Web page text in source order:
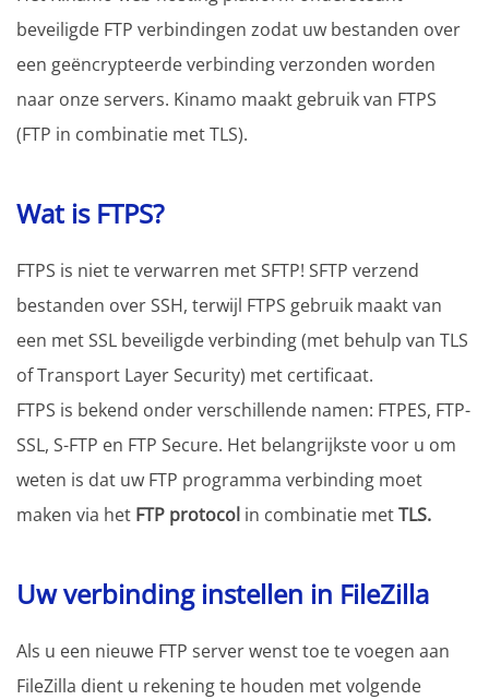
beveiligde FTP verbindingen zodat uw bestanden over
een geëncrypteerde verbinding verzonden worden
naar onze servers. Kinamo maakt gebruik van FTPS
(FTP in combinatie met TLS).
Wat is FTPS?
FTPS is niet te verwarren met SFTP! SFTP verzend
bestanden over SSH, terwijl FTPS gebruik maakt van
een met SSL beveiligde verbinding (met behulp van TLS
of Transport Layer Security) met certificaat.
FTPS is bekend onder verschillende namen: FTPES, FTP-
SSL, S-FTP en FTP Secure. Het belangrijkste voor u om
weten is dat uw FTP programma verbinding moet
maken via het FTP protocol in combinatie metTLS.
Uw verbinding instellen in FileZilla
Als u een nieuwe FTP server wenst toe te voegen aan
FileZilla dient u rekening te houden met volgende